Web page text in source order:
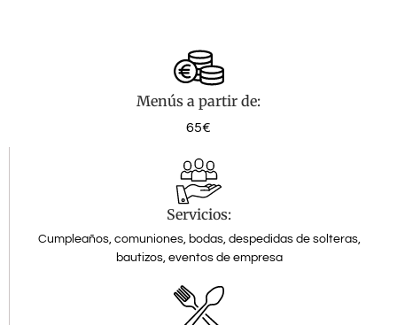
Menús a partir de:
65€
Servicios:
Cumpleaños, comuniones, bodas, despedidas de solteras,
bautizos, eventos de empresa